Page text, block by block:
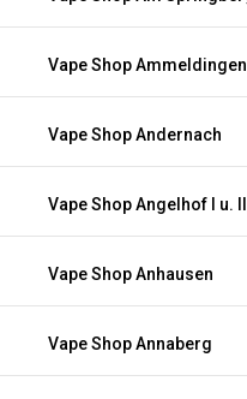
Vape Shop Ammeldingen
Vape Shop Andernach
Vape Shop Angelhof I u. II
Vape Shop Anhausen
Vape Shop Annaberg